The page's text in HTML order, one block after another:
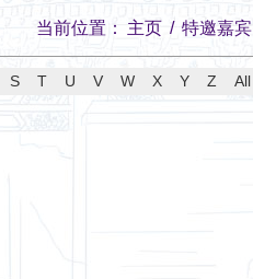
当前位置： 主页 / 特邀嘉宾
S T U V W X Y Z All